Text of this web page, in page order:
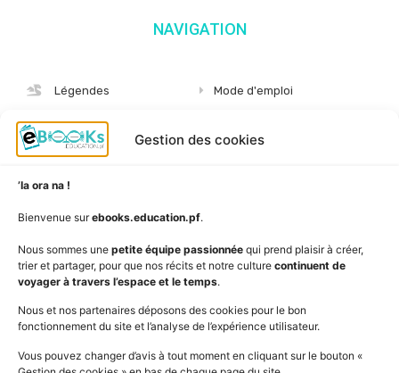
Gestion des cookies
’Ia ora na !
Bienvenue surebooks.education.pf.
Nous sommes une petite équipe passionnée qui prend plaisir à créer,
trier et partager, pour que nos récits et notre culture continuent de
voyager à travers l’espace et le temps.
Nous et nos partenaires déposons des cookies pour le bon
fonctionnement du site et l’analyse de l’expérience utilisateur.
Vous pouvez changer d’avis à tout moment en cliquant sur le bouton «
NAVIGATION
Légendes
Albums
Langues
Niveaux
AudioBooks
Outils
Vidéos
Mode d'emploi
Mentions légales
www.education.pf
SUIVEZ L'ACTUALITÉ DE L'ÉDUCATION